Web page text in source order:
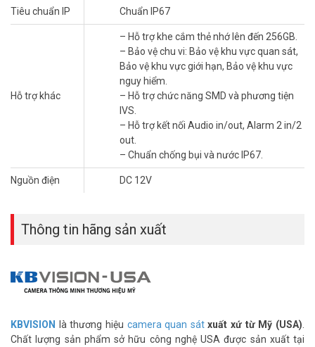
loại giữa người và phương tiện. IVS (Tripwire, Intrusion)
– Hỗ trợ kết nối Audio in/out, Alarm 2 in/2 out.
– Chuẩn chống bụi và nước IP67.
– Nguồn 12V DC/PoE, Hỗ trợ nguồn 12vDC output 165mA.
– Nhiệt độ hoạt động: -40°C ~ +60°C.
– Xuất xứ: Thương hiệu Mỹ.
– Bảo hành: 24 tháng.
Để cập nhật thông tin giá camera KX-CAi4203N-B mới nhất, xin vui
1900.9259để được hỗ trợ tốt nhất. Tham
khảo thêm hình ảnh tại
Facebook Vuhoangtelecom
Tiêu chuẩn IP Chuẩn IP67
Hỗ trợ khác
– Hỗ trợ khe cắm thẻ nhớ lên đến 256GB.
– Bảo vệ chu vi: Bảo vệ khu vực quan sát,
Bảo vệ khu vực giới hạn, Bảo vệ khu vực
nguy hiểm.
– Hỗ trợ chức năng SMD và phương tiện
IVS.
– Hỗ trợ kết nối Audio in/out, Alarm 2 in/2
out.
– Chuẩn chống bụi và nước IP67.
Nguồn điện DC 12V
Thông tin hãng sản xuất
KBVISION là thương hiệu camera quan sát xuất xứ từ Mỹ (USA)
Chất lượng sản phẩm sở hữu công nghệ USA được sản xuất tại